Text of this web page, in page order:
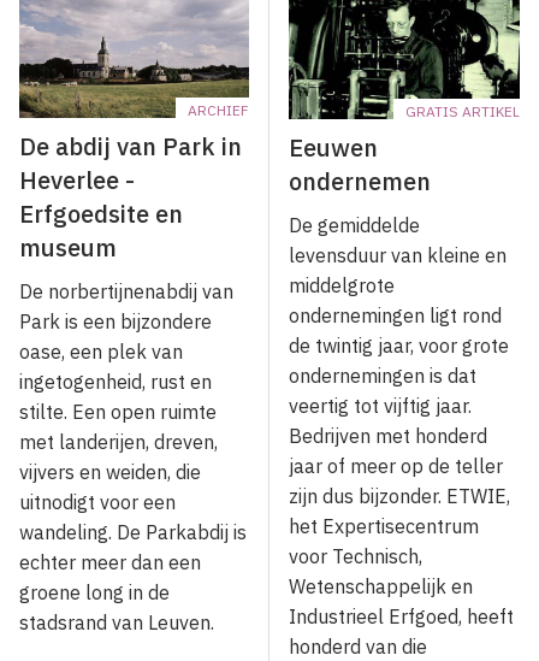
ARCHIEF
De abdij van Park in
Heverlee -
Erfgoedsite en
museum
De norbertijnenabdij van
Park is een bijzondere
oase, een plek van
ingetogenheid, rust en
stilte. Een open ruimte
met landerijen, dreven,
vijvers en weiden, die
uitnodigt voor een
wandeling. De Parkabdij is
echter meer dan een
groene long in de
stadsrand van Leuven.
GRATIS ARTIKEL
Eeuwen
ondernemen
De gemiddelde
levensduur van kleine en
middelgrote
ondernemingen ligt rond
de twintig jaar, voor grote
ondernemingen is dat
veertig tot vijftig jaar.
Bedrijven met honderd
jaar of meer op de teller
zijn dus bijzonder. ETWIE,
het Expertisecentrum
voor Technisch,
Wetenschappelijk en
Industrieel Erfgoed, heeft
honderd van die